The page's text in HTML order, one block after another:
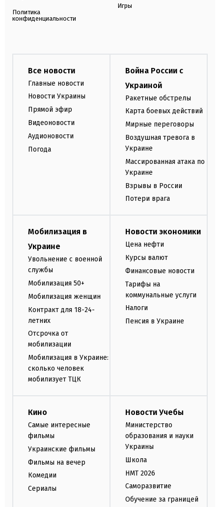
Политика
конфиденциальности
Игры
Все новости
Главные новости
Новости Украины
Прямой эфир
Видеоновости
Аудионовости
Погода
Война России с
Украиной
Ракетные обстрелы
Карта боевых действий
Мирные переговоры
Воздушная тревога в
Украине
Массированная атака по
Украине
Взрывы в России
Потери врага
Мобилизация в
Украине
Увольнение с военной
службы
Мобилизация 50+
Мобилизация женщин
Контракт для 18-24-
летних
Отсрочка от
мобилизации
Мобилизация в Украине:
сколько человек
мобилизует ТЦК
Новости экономики
Цена нефти
Курсы валют
Финансовые новости
Тарифы на
коммунальные услуги
Налоги
Пенсия в Украине
Кино
Самые интересные
фильмы
Украинские фильмы
Фильмы на вечер
Комедии
Сериалы
Новости Учебы
Министерство
образования и науки
Украины
Школа
НМТ 2026
Саморазвитие
Обучение за границей